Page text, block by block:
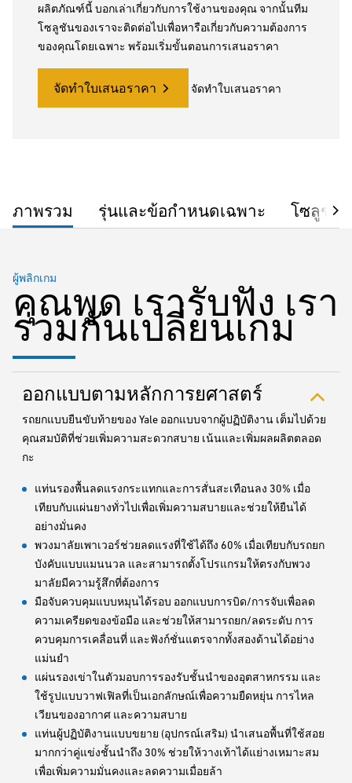
ผลิตภัณฑ์นี้ บอกเล่าเกี่ยวกับการใช้งานของคุณ จากนั้นทีม
โซลูชันของเราจะติดต่อไปเพื่อหารือเกี่ยวกับความต้องการ
ของคุณโดยเฉพาะ พร้อมเริ่มขั้นตอนการเสนอราคา
จัดทำใบเสนอราคา จัดทำใบเสนอราคา
ภาพรวม รุ่นและข้อกำหนดเฉพาะ โซลูชัน
ผู้พลิกเกม
คุณพูด เรารับฟัง เรา
ร่วมกันเปลี่ยนเกม
ออกแบบตามหลักการยศาสตร์
รถยกแบบยืนขับท้ายของ Yale ออกแบบจากผู้ปฏิบัติงาน เต็มไปด้วย
คุณสมบัติที่ช่วยเพิ่มความสะดวกสบาย เน้นและเพิ่มผลผลิตตลอด
กะ
แท่นรองพื้นลดแรงกระแทกและการสั่นสะเทือนลง 30% เมื่อ
เทียบกับแผ่นยางทั่วไปเพื่อเพิ่มความสบายและช่วยให้ยืนได้
อย่างมั่นคง
พวงมาลัยเพาเวอร์ช่วยลดแรงที่ใช้ได้ถึง 60% เมื่อเทียบกับรถยก
บังคับแบบแมนนวล และสามารถตั้งโปรแกรมให้ตรงกับพวง
มาลัยมีความรู้สึกที่ต้องการ
มือจับควบคุมแบบหมุนได้รอบ ออกแบบการบิด/การจับเพื่อลด
ความเครียดของข้อมือ และช่วยให้สามารถยก/ลดระดับ การ
ควบคุมการเคลื่อนที่ และฟังก์ชั่นแตรจากทั้งสองด้านได้อย่าง
แม่นยำ
แผ่นรองเข่าในตัวมอบการรองรับชั้นนำของอุตสาหกรรม และ
ใช้รูปแบบวาฟเฟิลที่เป็นเอกลักษณ์เพื่อความยืดหยุ่น การไหล
เวียนของอากาศ และความสบาย
แท่นผู้ปฏิบัติงานแบบขยาย (อุปกรณ์เสริม) นำเสนอพื้นที่ใช้สอย
มากกว่าคู่แข่งชั้นนำถึง 30% ช่วยให้วางเท้าได้แย่างเหมาะสม
เพื่อเพิ่มความมั่นคงและลดความเมื่อยล้า